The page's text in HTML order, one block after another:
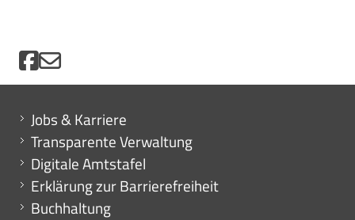
Mini menu di servizio
Jobs & Karriere
Transparente Verwaltung
Digitale Amtstafel
Erklärung zur Barrierefreiheit
Buchhaltung